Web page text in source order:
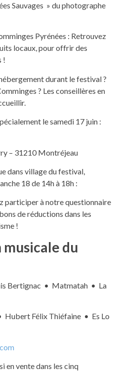
Sauvages » du photographe
Pyrénées : Retrouvez
locaux, pour offrir des
!
durant le festival ?
? Les conseillères en
le samedi 17 juin :
– 31210 Montréjeau
dans village du festival,
18 de 14h à 18h :
participer à notre questionnaire
de réductions dans les
!
du
Bertignac • Matmatah • La
Hubert Félix Thiéfaine • Es Lo
en vente dans les cinq